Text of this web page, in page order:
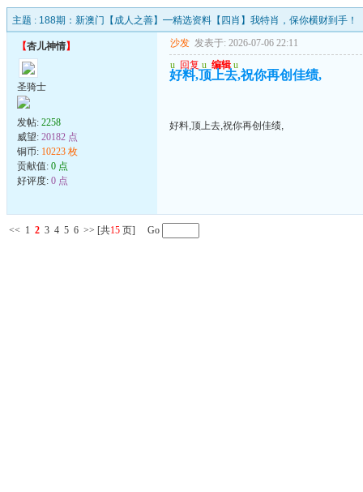
主题 : 188期：新澳门【成人之善】━精选资料【四肖】我特肖，保你横财到手！
【杏儿神情】
圣骑士
发帖: 2258
威望: 20182 点
铜币: 10223 枚
贡献值: 0 点
好评度: 0 点
沙发 发表于: 2026-07-06 22:11
u 回复 u 编辑 u
好料,顶上去,祝你再创佳绩,
好料,顶上去,祝你再创佳绩,
<< 1 2 3 4 5 6 >> [共15 页] Go